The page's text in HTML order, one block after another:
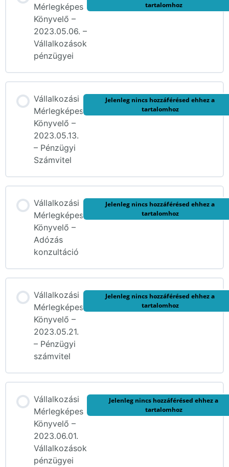
Mérlegképes
Könyvelő –
2023.05.06. –
Vállalkozások
pénzügyei
tartalomhoz
Vállalkozási
Mérlegképes
Könyvelő –
2023.05.13.
– Pénzügyi
Számvitel
Jelenleg nincs hozzáférésed ehhez a
tartalomhoz
Vállalkozási
Mérlegképes
Könyvelő –
Adózás
konzultáció
Jelenleg nincs hozzáférésed ehhez a
tartalomhoz
Vállalkozási
Mérlegképes
Könyvelő –
2023.05.21.
– Pénzügyi
számvitel
Jelenleg nincs hozzáférésed ehhez a
tartalomhoz
Vállalkozási
Mérlegképes
Könyvelő –
2023.06.01.
Vállalkozások
pénzügyei
Jelenleg nincs hozzáférésed ehhez a
tartalomhoz